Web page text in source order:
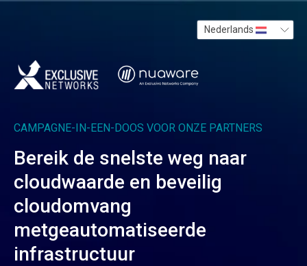
Nederlands
CAMPAGNE-IN-EEN-DOOS VOOR ONZE PARTNERS
Bereik de snelste weg naar
cloudwaarde en beveilig
cloudomvang
metgeautomatiseerde
infrastructuur